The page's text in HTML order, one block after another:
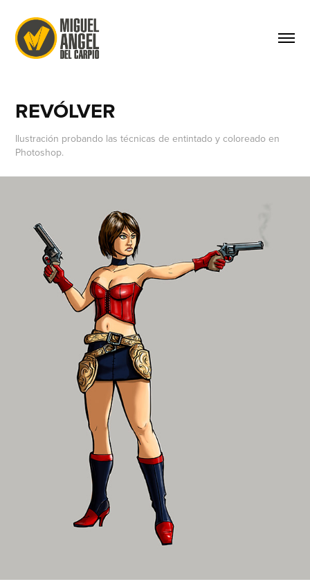
REVÓLVER
Ilustración probando las técnicas de entintado y coloreado en
Photoshop.